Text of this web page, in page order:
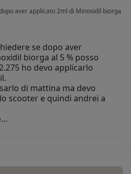
aver applicato 2ml di Minoxidil biorga
se dopo aver
biorga al 5 % posso
ho devo applicarlo
di mattina ma devo
scooter e quindi andrei a